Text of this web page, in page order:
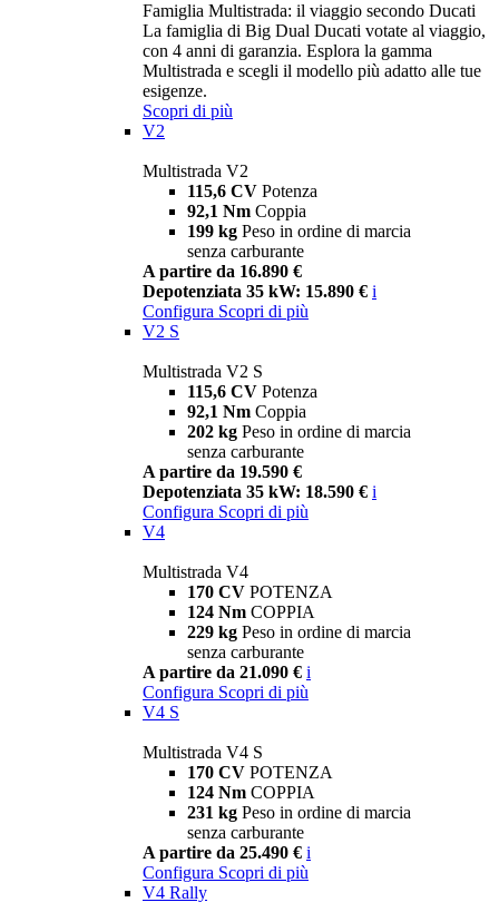
Famiglia Multistrada: il viaggio secondo Ducati
La famiglia di Big Dual Ducati votate al viaggio,
con 4 anni di garanzia. Esplora la gamma
Multistrada e scegli il modello più adatto alle tue
esigenze.
Scopri di più
V2
Multistrada V2
115,6 CV Potenza
92,1 Nm Coppia
199 kg Peso in ordine di marcia
senza carburante
A partire da 16.890 €
Depotenziata 35 kW: 15.890 € i
Configura Scopri di più
V2 S
Multistrada V2 S
115,6 CV Potenza
92,1 Nm Coppia
202 kg Peso in ordine di marcia
senza carburante
A partire da 19.590 €
Depotenziata 35 kW: 18.590 € i
Configura Scopri di più
V4
Multistrada V4
170 CV POTENZA
124 Nm COPPIA
229 kg Peso in ordine di marcia
senza carburante
A partire da 21.090 € i
Configura Scopri di più
V4 S
Multistrada V4 S
170 CV POTENZA
124 Nm COPPIA
231 kg Peso in ordine di marcia
senza carburante
A partire da 25.490 € i
Configura Scopri di più
V4 Rally